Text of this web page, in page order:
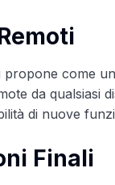
propone come un
da
di nuove
Finali